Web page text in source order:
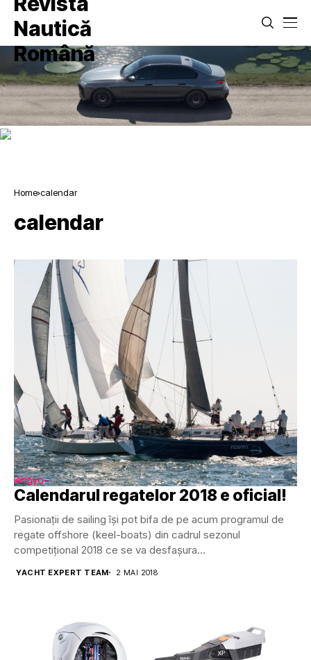
Home calendar
calendar
Calendarul regatelor 2018 e oficial!
Pasionații de sailing își pot bifa de pe acum programul de
regate offshore (keel-boats) din cadrul sezonul
competițional 2018 ce se va desfașura...
YACHT EXPERT TEAM 2 MAI 2018